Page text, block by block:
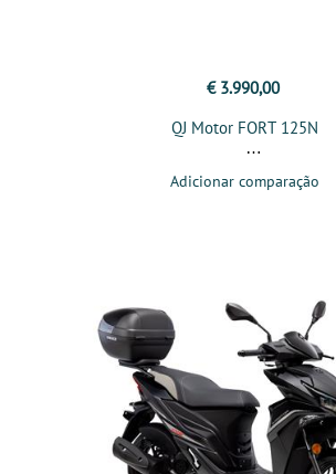
€ 3.990,00
QJ Motor FORT 125N
Adicionar comparação